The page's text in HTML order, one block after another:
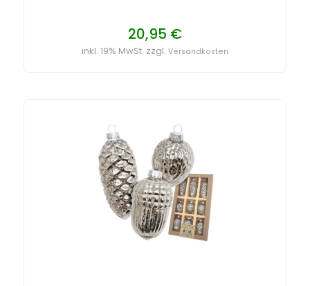
20,95 €
inkl. 19% MwSt. zzgl. Versandkosten